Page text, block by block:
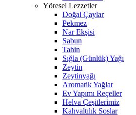
Yöresel Lezzetler
Doğal Çaylar
Pekmez
Nar Ekşisi
Sabun
Tahin
Sığla (Günlük) Yağı
Zeytin
Zeytinyağı
Aromatik Yağlar
Ev Yapımı Reçeller
Helva Çeşitlerimiz
Kahvaltılık Soslar